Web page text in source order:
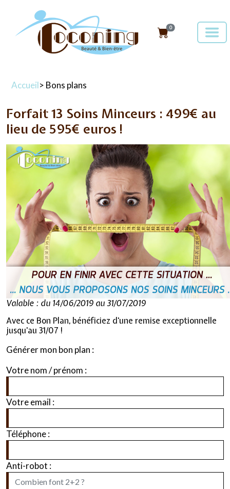
0
Accueil> Bons plans
Forfait 13 Soins Minceurs : 499€ au
lieu de 595€ euros !
Valable : du 14/06/2019 au 31/07/2019
Avec ce Bon Plan, bénéficiez d'une remise exceptionnelle
jusqu'au 31/07 !
Générer mon bon plan :
Votre nom / prénom :
Votre email :
Téléphone :
Anti-robot :